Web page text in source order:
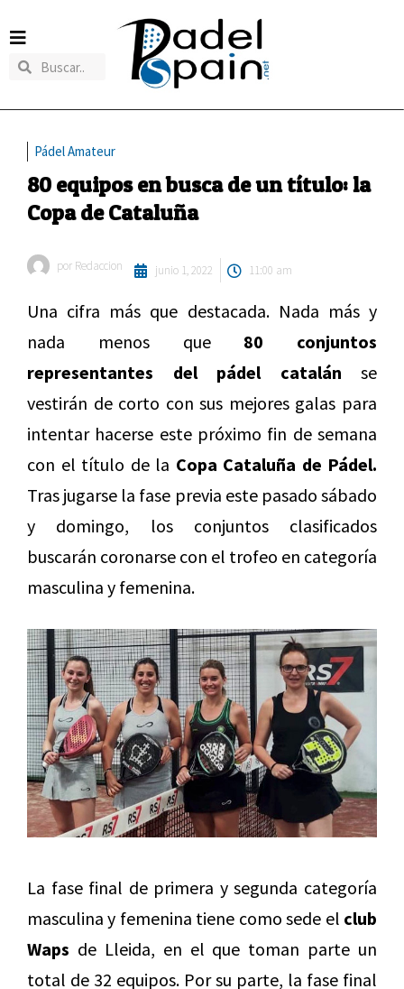
Pádel Amateur
80 equipos en busca de un título: la
Copa de Cataluña
por Redaccion junio 1, 2022 11:00 am
Una cifra más que destacada. Nada más y
nada menos que 80 conjuntos
representantes del pádel catalán se
vestirán de corto con sus mejores galas para
intentar hacerse este próximo fin de semana
con el título de la Copa Cataluña de Pádel.
Tras jugarse la fase previa este pasado sábado
y domingo, los conjuntos clasificados
buscarán coronarse con el trofeo en categoría
masculina y femenina.
La fase final de primera y segunda categoría
masculina y femenina tiene como sede el club
Waps de Lleida, en el que toman parte un
total de 32 equipos. Por su parte, la fase final